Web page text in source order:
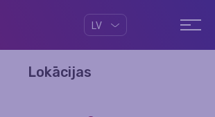
LV
Lokācijas